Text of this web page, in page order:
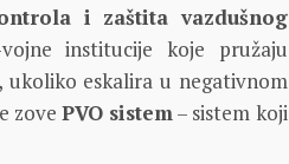
i zaštita vazdušnog
institucije koje pružaju
eskalira u negativnom
zove PVO sistem – sistem koji